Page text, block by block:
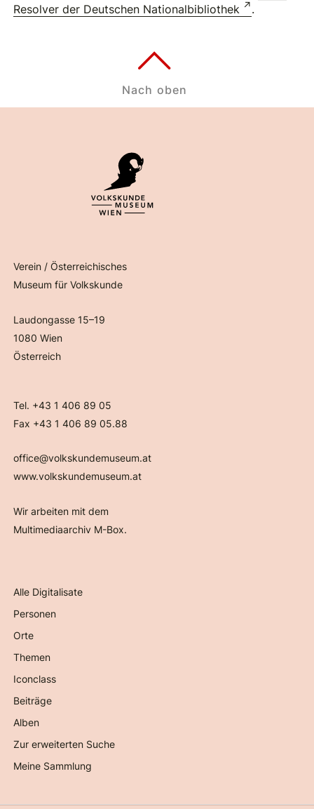
Resolver der Deutschen Nationalbibliothek
.
Verein / Österreichisches
Museum für Volkskunde
Laudongasse 15–19
1080 Wien
Österreich
Tel. +43 1 406 89 05
Fax +43 1 406 89 05.88
office@volkskundemuseum.at
www.volkskundemuseum.at
Wir arbeiten mit dem
Multimediaarchiv M-Box.
Alle Digitalisate
Personen
Orte
Themen
Iconclass
Beiträge
Alben
Zur erweiterten Suche
Meine Sammlung
Nach oben